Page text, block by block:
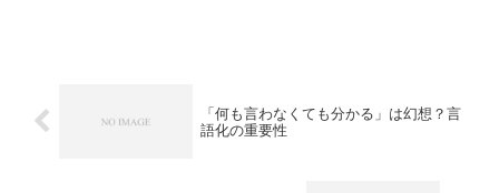
「何も言わなくても分かる」は幻想？言
語化の重要性